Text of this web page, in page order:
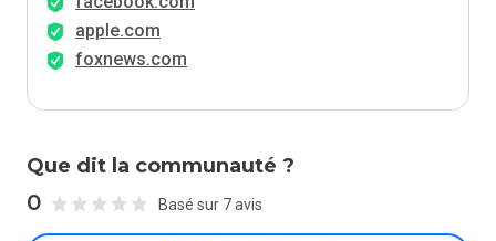
apple.com
foxnews.com
Que dit la communauté ?
0 Basé sur 7 avis